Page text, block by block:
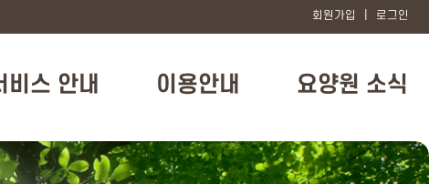
회원가입 로그인
비스 안내 이용안내 요양원 소식